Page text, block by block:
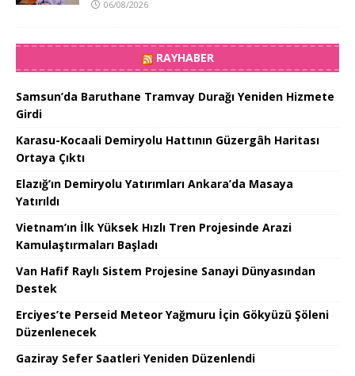
06/08/2026
RAYHABER
Samsun’da Baruthane Tramvay Durağı Yeniden Hizmete
Girdi
Karasu-Kocaali Demiryolu Hattının Güzergâh Haritası
Ortaya Çıktı
Elazığ’ın Demiryolu Yatırımları Ankara’da Masaya
Yatırıldı
Vietnam’ın İlk Yüksek Hızlı Tren Projesinde Arazi
Kamulaştırmaları Başladı
Van Hafif Raylı Sistem Projesine Sanayi Dünyasından
Destek
Erciyes’te Perseid Meteor Yağmuru İçin Gökyüzü Şöleni
Düzenlenecek
Gaziray Sefer Saatleri Yeniden Düzenlendi